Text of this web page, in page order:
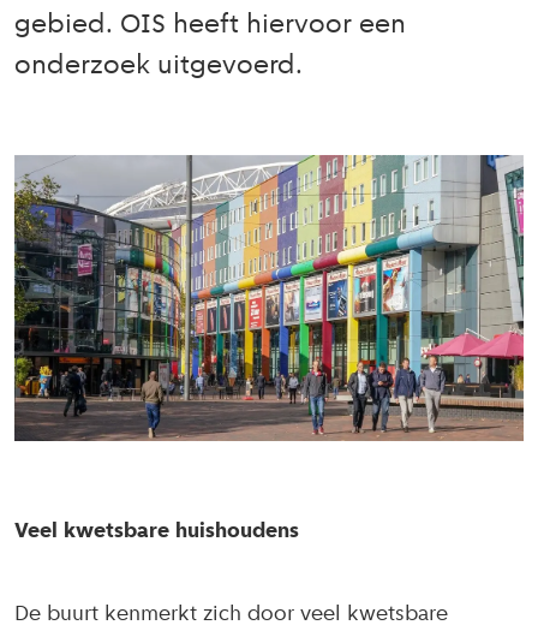
gebied. OIS heeft hiervoor een
onderzoek uitgevoerd.
Veel kwetsbare huishoudens
De buurt kenmerkt zich door veel kwetsbare